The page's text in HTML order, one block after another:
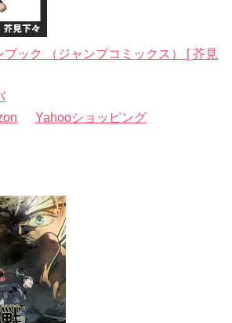
ック （ジャンプコミックス） [ 芥見
Yahooショッピング